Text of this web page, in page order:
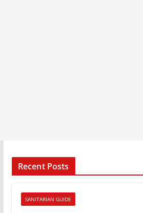
Recent Posts
SANITARIAN GUIDE